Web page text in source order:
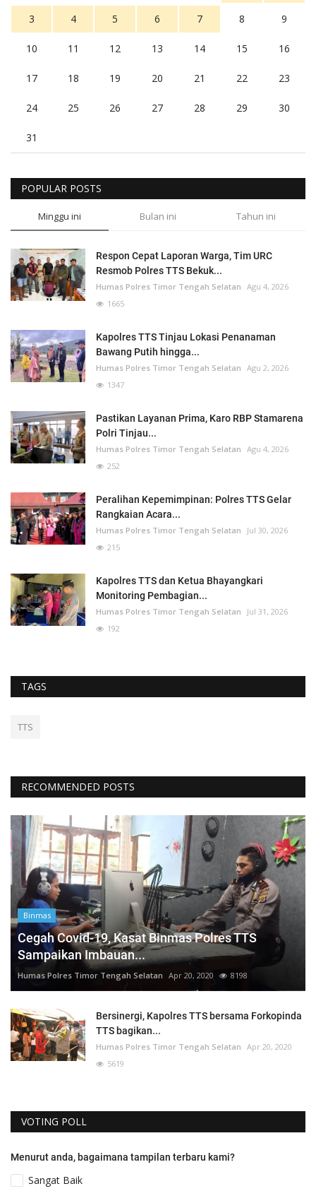
3 4 5 6 7 8 9
10 11 12 13 14 15 16
17 18 19 20 21 22 23
24 25 26 27 28 29 30
31
POPULAR POSTS
Minggu ini Bulan ini Tahun ini
Respon Cepat Laporan Warga, Tim URC
Resmob Polres TTS Bekuk...
Humas Polres Timor Tengah Selatan Agu 4, 2026
1665
Kapolres TTS Tinjau Lokasi Penanaman
Bawang Putih hingga...
Humas Polres Timor Tengah Selatan Agu 2, 2026
1347
Pastikan Layanan Prima, Karo RBP Stamarena
Polri Tinjau...
Humas Polres Timor Tengah Selatan Agu 4, 2026
252
Peralihan Kepemimpinan: Polres TTS Gelar
Rangkaian Acara...
Humas Polres Timor Tengah Selatan
Jul 30, 2026
215
Kapolres TTS dan Ketua Bhayangkari
Monitoring Pembagian...
Humas Polres Timor Tengah Selatan
Jul 31, 2026
192
TAGS
TTS
RECOMMENDED POSTS
Binmas
Cegah Covid-19, Kasat Binmas Polres TTS
Sampaikan Imbauan...
Humas Polres Timor Tengah Selatan Apr 20, 2020 8198
Bersinergi, Kapolres TTS bersama Forkopinda
TTS bagikan...
Humas Polres Timor Tengah Selatan Apr 20, 2020
5619
VOTING POLL
Menurut anda, bagaimana tampilan terbaru kami?
Sangat Baik